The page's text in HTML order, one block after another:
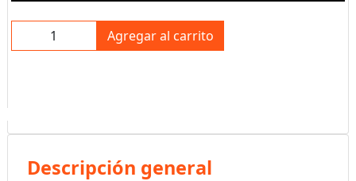
Agregar al carrito
Descripción general